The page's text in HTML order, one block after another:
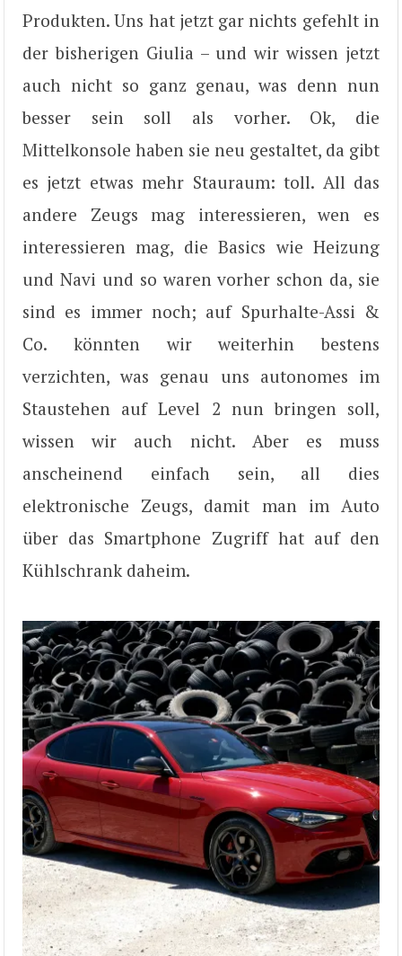
Produkten. Uns hat jetzt gar nichts gefehlt in
der bisherigen Giulia – und wir wissen jetzt
auch nicht so ganz genau, was denn nun
besser sein soll als vorher. Ok, die
Mittelkonsole haben sie neu gestaltet, da gibt
es jetzt etwas mehr Stauraum: toll. All das
andere Zeugs mag interessieren, wen es
interessieren mag, die Basics wie Heizung
und Navi und so waren vorher schon da, sie
sind es immer noch; auf Spurhalte-Assi &
Co. könnten wir weiterhin bestens
verzichten, was genau uns autonomes im
Staustehen auf Level 2 nun bringen soll,
wissen wir auch nicht. Aber es muss
anscheinend einfach sein, all dies
elektronische Zeugs, damit man im Auto
über das Smartphone Zugriff hat auf den
Kühlschrank daheim.